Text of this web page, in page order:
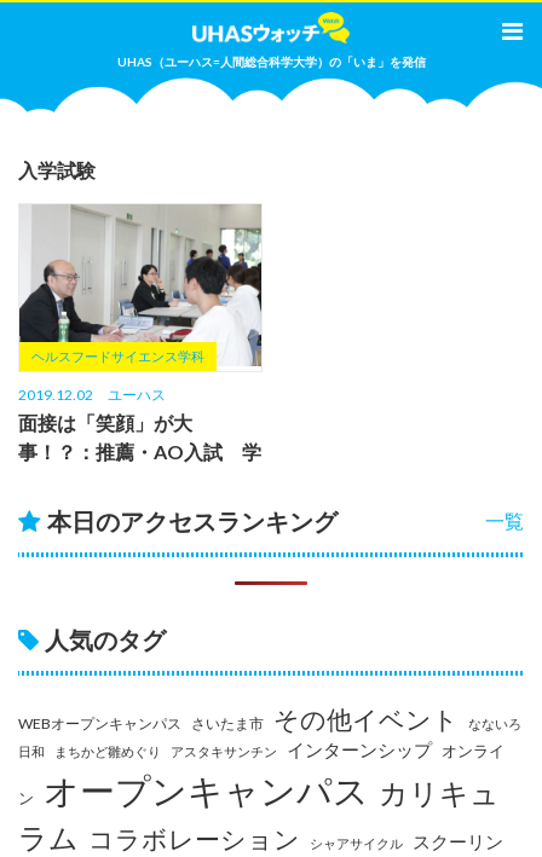
UHAS（ユーハス=人間総合科学大学）の「いま」を発信
入学試験
ヘルスフードサイエンス学科
2019.12.02 ユーハス
面接は「笑顔」が大
事！？：推薦・AO入試 学
一覧
本日のアクセスランキング
人気のタグ
WEBオープンキャンパス さいたま市 その他イベント
なないろ
日和
まちかど雛めぐり アスタキサンチン インターンシップ オンライ
ン オープンキャンパス カリキュ
ラム コラボレーション シャアサイクル
スクーリン